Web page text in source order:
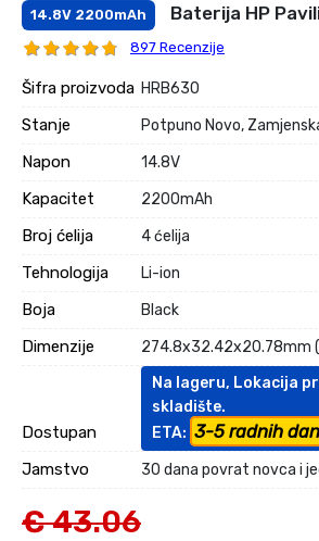
14.8V 2200mAh Baterija HP
897 Recenzije
Šifra proizvoda HRB630
Stanje Potpuno Novo,
Napon 14.8V
Kapacitet 2200mAh
Broj ćelija 4 ćelija
Tehnologija Li-ion
Boja Black
Dimenzije 274.8x32.42x20.78mm
Dostupan
Na lageru, Lokacija
skladište.
ETA: 3-5 radnih
Jamstvo 30 dana povrat novca i
€ 43.06